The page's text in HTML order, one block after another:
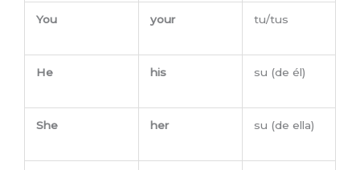
You your tu/tus
He his su (de él)
She her su (de ella)